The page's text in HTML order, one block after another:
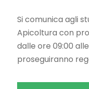
Si comunica agli
Apicoltura con
dalle ore 09:00 alle
proseguiranno